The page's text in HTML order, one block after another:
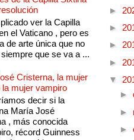
ver la Capilla
el Vaticano , pero es
de arte única que no
que se va a ...
Cristerna, la mujer
la mujer vampiro
decir si la
María José
, más conocida
récord Guinness
►
►
►
►
▼
►
►
►